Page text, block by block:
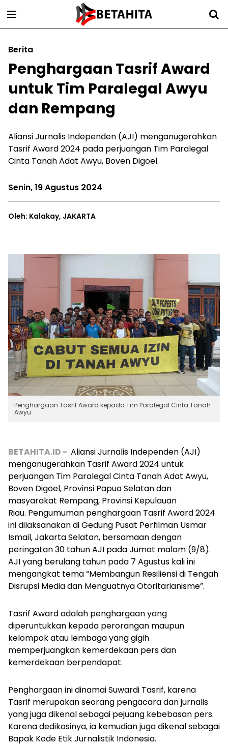
Berita
Penghargaan Tasrif Award
untuk Tim Paralegal Awyu
dan Rempang
Aliansi Jurnalis Independen (AJI) menganugerahkan
Tasrif Award 2024 pada perjuangan Tim Paralegal
Cinta Tanah Adat Awyu, Boven Digoel.
Senin, 19 Agustus 2024
Oleh: Kalakay, JAKARTA
Penghargaan Tasrif Award kepada Tim Paralegal Cinta Tanah
Awyu
BETAHITA.ID - Aliansi Jurnalis Independen (AJI)
menganugerahkan Tasrif Award 2024 untuk
perjuangan Tim Paralegal Cinta Tanah Adat Awyu,
Boven Digoel, Provinsi Papua Selatan dan
masyarakat Rempang, Provinsi Kepulauan
Riau. Pengumuman penghargaan Tasrif Award 2024
ini dilaksanakan di Gedung Pusat Perfilman Usmar
Ismail, Jakarta Selatan, bersamaan dengan
peringatan 30 tahun AJI pada Jumat malam (9/8).
AJI yang berulang tahun pada 7 Agustus kali ini
mengangkat tema “Membangun Resiliensi di Tengah
Disrupsi Media dan Menguatnya Otoritarianisme”.
Tasrif Award adalah penghargaan yang
diperuntukkan kepada perorangan maupun
kelompok atau lembaga yang gigih
memperjuangkan kemerdekaan pers dan
kemerdekaan berpendapat.
Penghargaan ini dinamai Suwardi Tasrif, karena
Tasrif merupakan seorang pengacara dan jurnalis
yang juga dikenal sebagai pejuang kebebasan pers.
Karena dedikasinya, ia kemudian juga dikenal sebagai
Bapak Kode Etik Jurnalistik Indonesia.